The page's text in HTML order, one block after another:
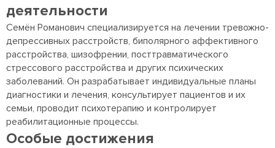
деятельности
Семён Романович специализируется на лечении тревожно-
депрессивных расстройств, биполярного аффективного
расстройства, шизофрении, посттравматического
стрессового расстройства и других психических
заболеваний. Он разрабатывает индивидуальные планы
диагностики и лечения, консультирует пациентов и их
семьи, проводит психотерапию и контролирует
реабилитационные процессы.
Особые достижения